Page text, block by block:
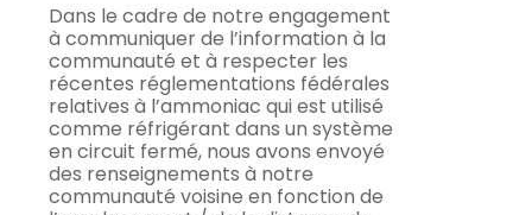
Dans le cadre de notre engagement
à communiquer de l’information à la
communauté et à respecter les
récentes réglementations fédérales
relatives à l’ammoniac qui est utilisé
comme réfrigérant dans un système
en circuit fermé, nous avons envoyé
des renseignements à notre
communauté voisine en fonction de